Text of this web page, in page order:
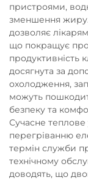
пристроями,
зменшення
дозволяє
що покращує
продуктивність
досягнута за
охолодження,
можуть
безпеку та
Сучасне теплове
перегріванню
термін служби
технічному
доводять, що